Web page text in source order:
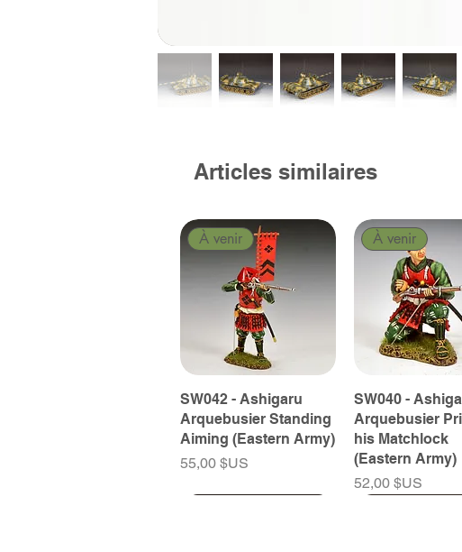
Articles similaires
À venir
SW042 - Ashigaru
Arquebusier Standing
Aiming (Eastern Army)
Prix
55,00 $US
À venir
SW040 -
Arquebusier
his Matchlock
(Eastern Army)
Prix
52,00 $US